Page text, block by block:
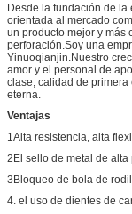
Desde la fundación de
orientada al mercado
un producto mejor y más
perforación.Soy una
Yinuoqianjin.Nuestro
amor y el personal de
clase, calidad de
eterna.
Ventajas
1Alta resistencia, alta
2El sello de metal de alta
3Bloqueo de bola de
4. el uso de dientes de